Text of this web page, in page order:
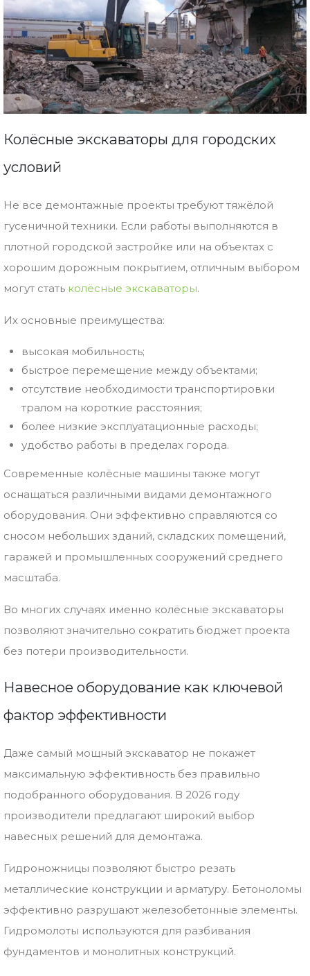
Колёсные экскаваторы для городских
условий
Не все демонтажные проекты требуют тяжёлой
гусеничной техники. Если работы выполняются в
плотной городской застройке или на объектах с
хорошим дорожным покрытием, отличным выбором
могут стать колёсные экскаваторы.
Их основные преимущества:
высокая мобильность;
быстрое перемещение между объектами;
отсутствие необходимости транспортировки
тралом на короткие расстояния;
более низкие эксплуатационные расходы;
удобство работы в пределах города.
Современные колёсные машины также могут
оснащаться различными видами демонтажного
оборудования. Они эффективно справляются со
сносом небольших зданий, складских помещений,
гаражей и промышленных сооружений среднего
масштаба.
Во многих случаях именно колёсные экскаваторы
позволяют значительно сократить бюджет проекта
без потери производительности.
Навесное оборудование как ключевой
фактор эффективности
Даже самый мощный экскаватор не покажет
максимальную эффективность без правильно
подобранного оборудования. В 2026 году
производители предлагают широкий выбор
навесных решений для демонтажа.
Гидроножницы позволяют быстро резать
металлические конструкции и арматуру. Бетоноломы
эффективно разрушают железобетонные элементы.
Гидромолоты используются для разбивания
фундаментов и монолитных конструкций.